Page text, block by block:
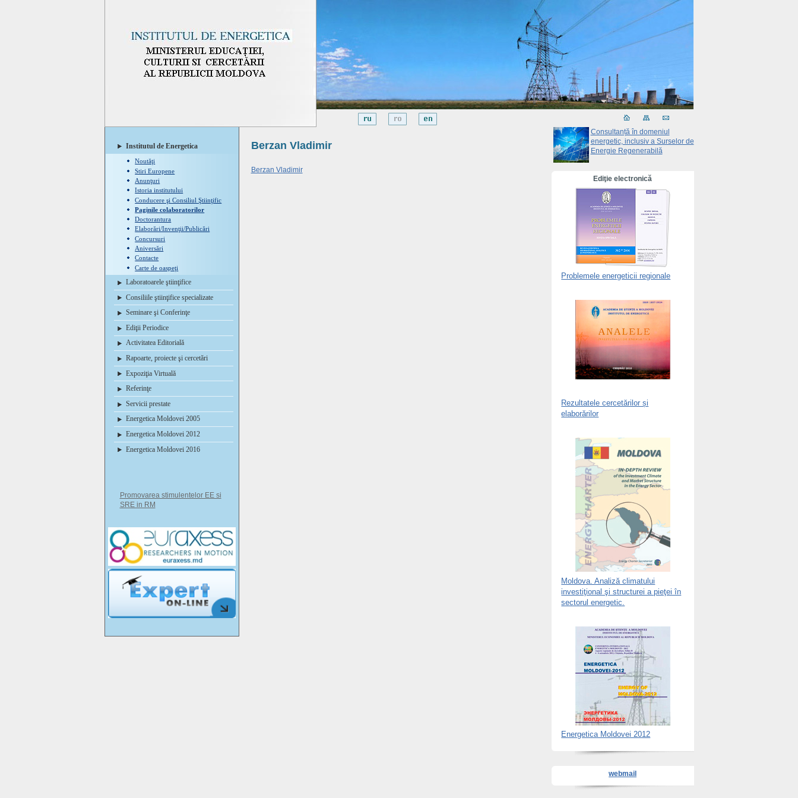
Institutul de Energetica
Noutăţi
Stiri Europene
Anunţuri
Istoria institutului
Conducere şi Consiliul Ştiinţific
Paginile colaboratorilor
Doctorantura
Elaborări/Invenţii/Publicări
Concursuri
Aniversări
Contacte
Carte de oaspeţi
Laboratoarele ştiinţifice
Consiliile ştiinţifice specializate
Seminare şi Conferinţe
Ediţii Periodice
Activitatea Editorială
Rapoarte, proiecte şi cercetări
Expoziţia Virtuală
Referinţe
Servicii prestate
Energetica Moldovei 2005
Energetica Moldovei 2012
Energetica Moldovei 2016
Promovarea stimulentelor EE si
SRE in RM
Berzan Vladimir
Berzan Vladimir
Consultanță în domeniul
energetic, inclusiv a Surselor de
Energie Regenerabilă
Ediţie electronică
Problemele energeticii regionale
Rezultatele cercetărilor și
elaborărilor
Moldova. Analiză climatului
investiţional şi structurei a pieţei în
sectorul energetic.
Energetica Moldovei 2012
webmail